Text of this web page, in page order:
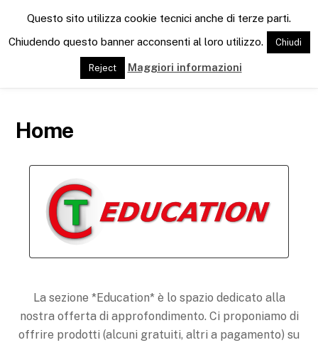
e
n
u
Home
La sezione *Education* è lo spazio dedicato alla
nostra offerta di approfondimento. Ci proponiamo di
offrire prodotti (alcuni gratuiti, altri a pagamento) su
Questo sito utilizza cookie tecnici anche di terze parti.
Chiudendo questo banner acconsenti al loro utilizzo.
Chiudi
Reject Maggiori informazioni